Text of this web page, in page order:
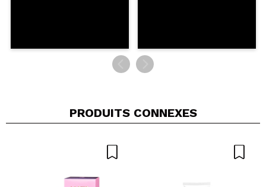
PRODUITS CONNEXES